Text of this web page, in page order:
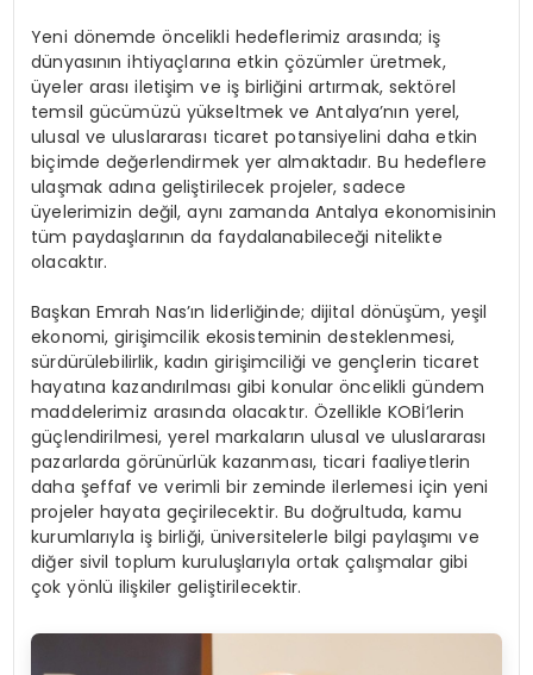
Yeni dönemde öncelikli hedeflerimiz arasında; iş
dünyasının ihtiyaçlarına etkin çözümler üretmek,
üyeler arası iletişim ve iş birliğini artırmak, sektörel
temsil gücümüzü yükseltmek ve Antalya’nın yerel,
ulusal ve uluslararası ticaret potansiyelini daha etkin
biçimde değerlendirmek yer almaktadır. Bu hedeflere
ulaşmak adına geliştirilecek projeler, sadece
üyelerimizin değil, aynı zamanda Antalya ekonomisinin
tüm paydaşlarının da faydalanabileceği nitelikte
olacaktır.
Başkan Emrah Nas’ın liderliğinde; dijital dönüşüm, yeşil
ekonomi, girişimcilik ekosisteminin desteklenmesi,
sürdürülebilirlik, kadın girişimciliği ve gençlerin ticaret
hayatına kazandırılması gibi konular öncelikli gündem
maddelerimiz arasında olacaktır. Özellikle KOBİ’lerin
güçlendirilmesi, yerel markaların ulusal ve uluslararası
pazarlarda görünürlük kazanması, ticari faaliyetlerin
daha şeffaf ve verimli bir zeminde ilerlemesi için yeni
projeler hayata geçirilecektir. Bu doğrultuda, kamu
kurumlarıyla iş birliği, üniversitelerle bilgi paylaşımı ve
diğer sivil toplum kuruluşlarıyla ortak çalışmalar gibi
çok yönlü ilişkiler geliştirilecektir.